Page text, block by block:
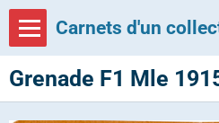
Grenade F1 Mle